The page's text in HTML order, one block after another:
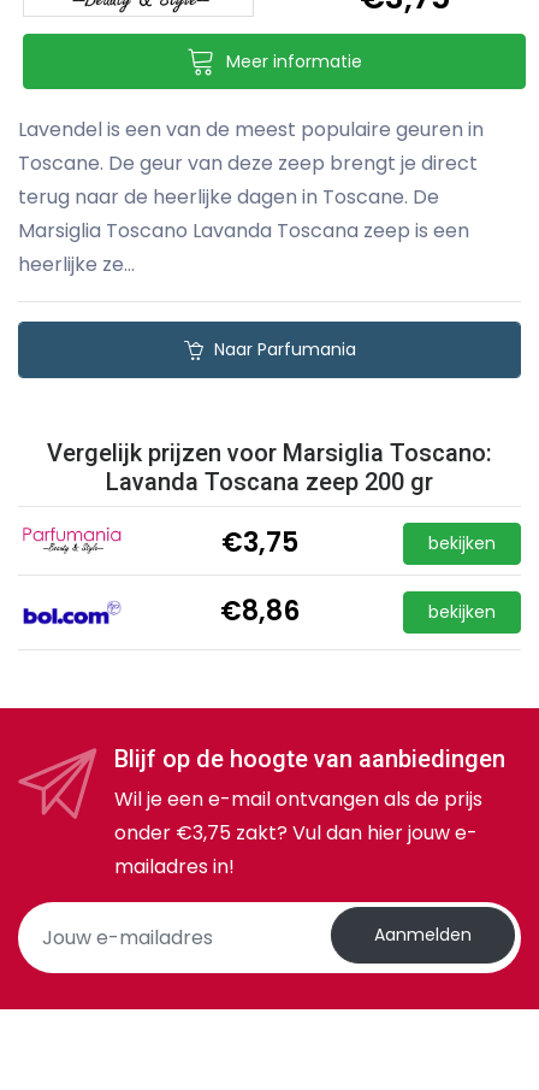
Meer informatie
Lavendel is een van de meest populaire geuren in
Toscane. De geur van deze zeep brengt je direct
terug naar de heerlijke dagen in Toscane. De
Marsiglia Toscano Lavanda Toscana zeep is een
heerlijke ze...
Naar Parfumania
Vergelijk prijzen voor Marsiglia Toscano:
Lavanda Toscana zeep 200 gr
€3,75 bekijken
€8,86 bekijken
Blijf op de hoogte van aanbiedingen
Wil je een e-mail ontvangen als de prijs
onder €3,75 zakt? Vul dan hier jouw e-
mailadres in!
Aanmelden